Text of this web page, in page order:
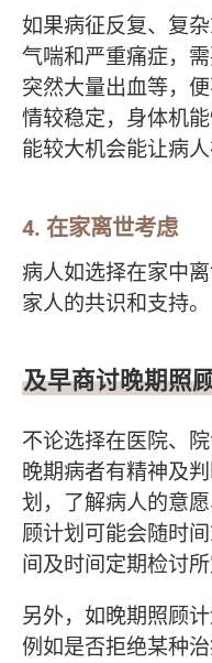
如果病征反复、复
气喘和严重痛症，
突然大量出血等，
情较稳定，身体机
能较大机会能让病人
4. 在家离世考虑
病人如选择在家中
家人的共识和支持。
及早商讨晚期照
不论选择在医院、
晚期病者有精神及
划，了解病人的意
顾计划可能会随时
间及时间定期检讨所
另外，如晚期照顾
例如是否拒绝某种